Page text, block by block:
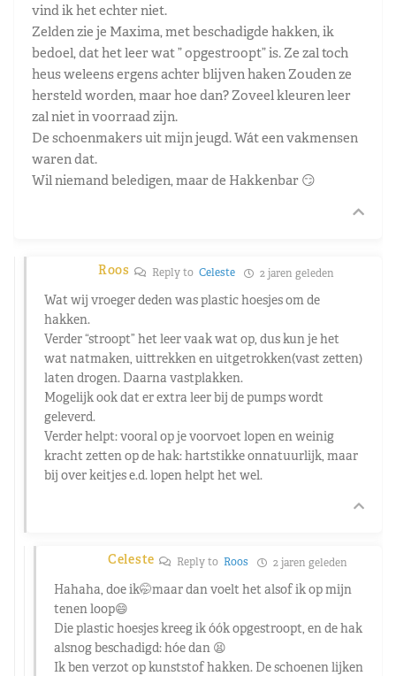
vind ik het echter niet.
Zelden zie je Maxima, met beschadigde hakken, ik
bedoel, dat het leer wat ” opgestroopt” is. Ze zal toch
heus weleens ergens achter blijven haken Zouden ze
hersteld worden, maar hoe dan? Zoveel kleuren leer
zal niet in voorraad zijn.
De schoenmakers uit mijn jeugd. Wát een vakmensen
waren dat.
Wil niemand beledigen, maar de Hakkenbar 😏
Roos Reply to Celeste 2 jaren geleden
Wat wij vroeger deden was plastic hoesjes om de
hakken.
Verder “stroopt” het leer vaak wat op, dus kun je het
wat natmaken, uittrekken en uitgetrokken(vast zetten)
laten drogen. Daarna vastplakken.
Mogelijk ook dat er extra leer bij de pumps wordt
geleverd.
Verder helpt: vooral op je voorvoet lopen en weinig
kracht zetten op de hak: hartstikke onnatuurlijk, maar
bij over keitjes e.d. lopen helpt het wel.
Celeste Reply to Roos 2 jaren geleden
Hahaha, doe ik🤭maar dan voelt het alsof ik op mijn
tenen loop😄
Die plastic hoesjes kreeg ik óók opgestroopt, en de hak
alsnog beschadigd: hóe dan 😫
Ik ben verzot op kunststof hakken. De schoenen lijken